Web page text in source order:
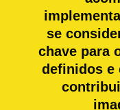
se
chave para
definidos e